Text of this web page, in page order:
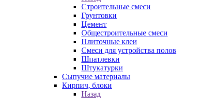
Строительные смеси
Грунтовки
Цемент
Общестроительные смеси
Плиточные клеи
Смеси для устройства полов
Шпатлевки
Штукатурки
Сыпучие материалы
Кирпич, блоки
Назад